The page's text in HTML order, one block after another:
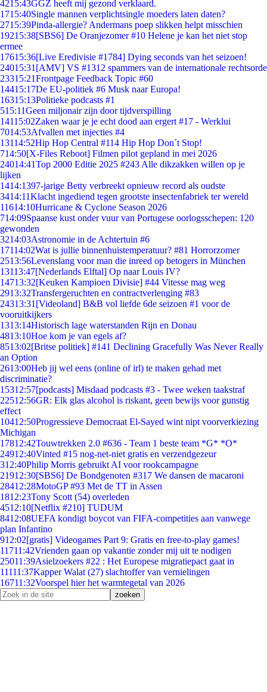
4215:43GGZ heeft mij gezond verklaard.
1715:40Single mannen verplichtsingle moeders laten daten?
2715:39Pinda-allergie? Andermans poep slikken helpt misschien
19215:38[SBS6] De Oranjezomer #10 Helene je kan het niet stop
ermee
17615:36[Live Eredivisie #1784] Dying seconds van het seizoen!
24015:31 [AMV] VS #1312 spammers van de internationale rechtsorde
23315:21Frontpage Feedback Topic #60
14415:17De EU-politiek #6 Musk naar Europa!
16315:13Politieke podcasts #1
515:11Geen miljonair zijn door tijdverspilling
14115:02Zaken waar je je echt dood aan ergert #17 - Werklui
7014:53Afvallen met injecties #4
13114:52Hip Hop Central #114 Hip Hop Don´t Stop!
714:50[X-Files Reboot] Filmen pilot gepland in mei 2026
24014:41Top 2000 Editie 2025 #243 Alle dikzakken willen op je
lijken
1414:1397-jarige Betty verbreekt opnieuw record als oudste
3414:11Klacht ingediend tegen grootste insectenfabriek ter wereld
11614:10Hurricane & Cyclone Season 2026
714:09Spaanse kust onder vuur van Portugese oorlogsschepen: 120
gewonden
3214:03Astronomie in de Achtertuin #6
17114:02Wat is jullie binnenhuistemperatuur? #81 Horrorzomer
2513:56Levenslang voor man die inreed op betogers in München
13113:47[Nederlands Elftal] Op naar Louis IV?
14713:32[Keuken Kampioen Divisie] #44 Vitesse mag weg
2913:32Transfergeruchten en contractverlenging #83
24313:31 [Videoland] B&B vol liefde 6de seizoen #1 voor de
vooruitkijkers
1313:14Historisch lage waterstanden Rijn en Donau
4813:10Hoe kom je van egels af?
8513:02[Britse politiek] #141 Declining Gracefully Was Never Really
an Option
2613:00Heb jij wel eens (online of irl) te maken gehad met
discriminatie?
15312:57[podcasts] Misdaad podcasts #3 - Twee weken taakstraf
22512:56GR: Elk glas alcohol is riskant, geen bewijs voor gunstig
effect
10412:50Progressieve Democraat El-Sayed wint nipt voorverkiezing
Michigan
17812:42Touwtrekken 2.0 #636 - Team 1 beste team *G* *O*
24912:40Vinted #15 nog-net-niet gratis en verzendgezeur
312:40Philip Morris gebruikt AI voor rookcampagne
21912:30[SBS6] De Bondgenoten #317 We dansen de macaroni
28412:28MotoGP #93 Met de TT in Assen
1812:23Tony Scott (54) overleden
4512:10[Netflix #210] TUDUM
8412:08UEFA kondigt boycot van FIFA-competities aan vanwege
plan Infantino
912:02[gratis] Videogames Part 9: Gratis en free-to-play games!
11711:42Vrienden gaan op vakantie zonder mij uit te nodigen
25011:39Asielzoekers #22 : Het Europese migratiepact gaat in
11111:37Kapper Walat (27) slachtoffer van vernielingen
16711:32Voorspel hier het warmtegetal van 2026